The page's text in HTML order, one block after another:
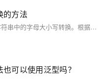
的方法
Java提供了多种灵活的方法来处理字符串中的字母大小写转换。根据具体需求，可以选择适合的方法来实现。在大多数情况下，使用 String类或 Character类的方法已经足够。但是，在需要更复杂的逻辑或处理非常规字符集时，可以通过字符流或手动遍历字符串来实现更精细的控制。
可以使用泛型吗？